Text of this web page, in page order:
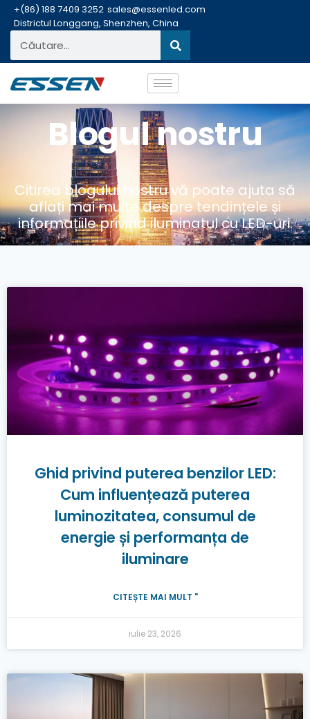
+(86) 188 7409 3252 sales@essenled.com
Districtul Longgang, Shenzhen, China
Blogul nostru
Citirea blogului nostru vă poate ajuta să
aflați mai multe despre tendințele și
informațiile privind iluminatul cu LED-uri.
Ghid privind puterea benzilor LED:
Cum influențează puterea
luminozitatea, consumul de
energie și performanța de
iluminare
CITEȘTE MAI MULT "
iulie 23, 2026